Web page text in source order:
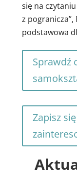
się na czytaniu
z pogranicza”,
podstawowa
Sprawdź
Zapisz